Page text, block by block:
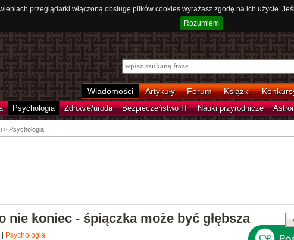
przeglądarki włączoną obsługę plików cookies wyrażasz zgodę na ich użycie.
Rozumiem
Wiadomości Artykuły Forum Książki
Psychologia Zdrowie/uroda Bezpieczeństwo IT Nauki przyrodnicze
> Psychologia
nie koniec - śpiączka może być głębsza
Psychologia